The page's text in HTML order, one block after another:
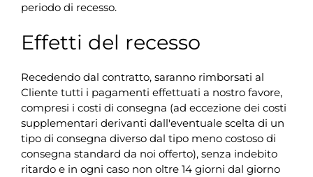
periodo di recesso.
Effetti del recesso
Recedendo dal contratto, saranno rimborsati al
Cliente tutti i pagamenti effettuati a nostro favore,
compresi i costi di consegna (ad eccezione dei costi
supplementari derivanti dall'eventuale scelta di un
tipo di consegna diverso dal tipo meno costoso di
consegna standard da noi offerto), senza indebito
ritardo e in ogni caso non oltre 14 giorni dal giorno